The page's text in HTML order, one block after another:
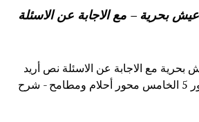
بحرية – مع الاجابة عن الاسئلة
مع الاجابة عن الاسئلة نص أريد
أن أعيش بحرية المحور 5 الخامس محور أحلام ومطامح - شرح